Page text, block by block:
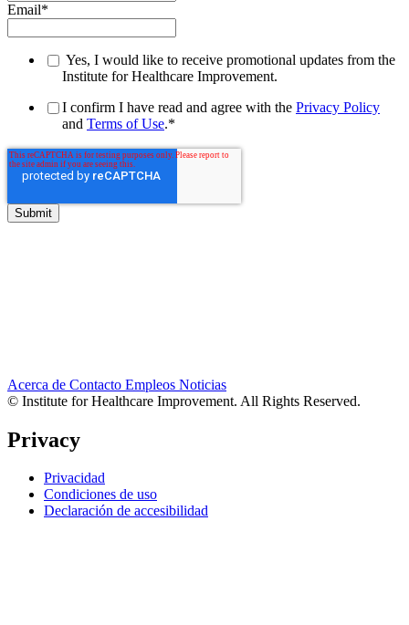
Email*
Yes, I would like to receive promotional updates from the
Institute for Healthcare Improvement.
I confirm I have read and agree with the Privacy Policy
and Terms of Use.*
Acerca de Contacto Empleos Noticias
© Institute for Healthcare Improvement. All Rights Reserved.
Privacy
Privacidad
Condiciones de uso
Declaración de accesibilidad